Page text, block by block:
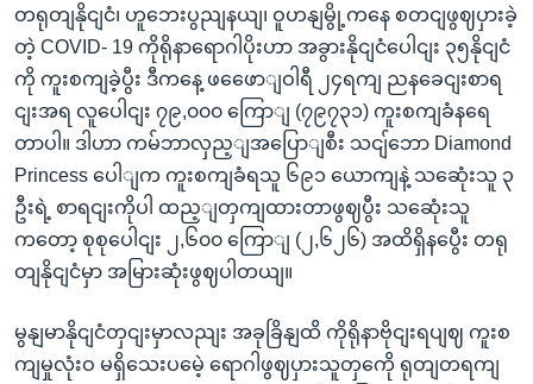
တရုတျနိုငျငံ၊ ဟူဘေးပွညျနယျ၊ ဝူဟနျမွို့ကနေ စတငျဖွဈပှားခဲ့
တဲ့ COVID- 19 ကိုရိုနာရောဂါပိုးဟာ အခွားနိုငျငံပေါငျး ၃၅နိုငျငံ
ကို ကူးစကျခဲ့ပွီး ဒီကနေ့ ဖဖေောျဝါရီ ၂၄ရကျ ညနခေငျးစာရ
ငျးအရ လူပေါငျး ၇၉,၀၀၀ ကြောျ (၇၉၇၃၁) ကူးစကျခံနရေ
တာပါ။ ဒါဟာ ကမ်ဘာလှည့ျအပြောျစီး သငျ်ဘော Diamond
Princess ပေါျက ကူးစကျခံရသူ ၆၉၁ ယောကျနဲ့ သဆေုံးသူ ၃
ဦးရဲ့ စာရငျးကိုပါ ထည့ျတှကျထားတာဖွဈပွီး သဆေုံးသူ
ကတော့ စုစုပေါငျး ၂,၆၀၀ ကြောျ (၂,၆၂၆) အထိရှိနပွေီး တရု
တျနိုငျငံမှာ အမြားဆုံးဖွဈပါတယျ။
မွနျမာနိုငျငံတှငျးမှာလညျး အခုခြိနျထိ ကိုရိုနာဗိုငျးရပျဈ ကူးစ
ကျမှုလုံးဝ မရှိသေးပမေဲ့ ရောဂါဖွဈပှားသူတှကေို ရုတျတရကျ